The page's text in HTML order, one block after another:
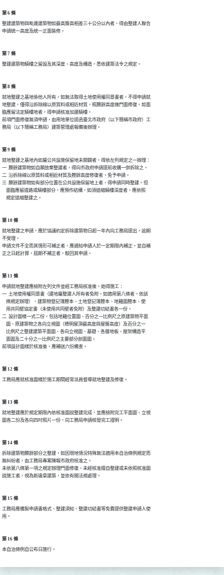
第 6 條
整建建築物與毗連建築物如最高簷高相差三十公分以內者，得由整建人聯合
申請統一高度及統一正面裝修。
第 7 條
整建建築物騎樓之留設及其深度、高度及構造，悉依建築法令之規定。
第 8 條
就地整建之基地係他人所有，如無法取得土地使用權同意書者，不得申請就
地整建，僅得沿拆除線以原質料或相近材質，照賸餘高度做門面修復。如面
臨應留法定騎樓地者，得申請核准加建騎樓。
前項門面修復無須申請，由用地單位逕函臺北市政府（以下簡稱市政府）工
務局（以下簡稱工務局）建築管理處報備後辦理。
第 9 條
就地整建之基地內如屬公共設施保留地未開闢者，得依左列規定之一辦理：
一  賸餘建築物如自願放棄整建者，得向市政府申請提前收購一併拆除之。
二  沿拆除線以原質料或相近材質及謄餘高度修復者，免予申請。
三  賸餘建築物如有部分位置在公共設施保留地上者，得申請同時整建。但
    面臨應留道路或騎樓部分，應預作結構，如須退縮騎樓深度者，應依照
    規定退縮整建之。
第 10 條
就地整建之申請，應於協議約定拆除建築物日起一年內向工務局提出，逾期
不受理。
申請文件不全而其情形可補正者，應通知申請人於一定期限內補正，並自補
正之日起計算，屆期不補正者，駁回其申請。
第 11 條
申請就地整建應檢附左列文件並經工務局核准後，始得施工：
一  土地使用權同意書（建地屬整建人所有者免附，如適用第八條者，依該
    條規定辦理）、建築物登記簿謄本、土地登記簿謄本、地籍圖謄本、使
    用共同壁協定書（未使用共同壁者免附）及整建切結書各一份。
二  設計圖樣一式二份，包括地籍位置圖、百分之一比例尺之原建築物平面
    圖、原建築物之各向立視圖（標明屋頂最高度與屋簷高度）及百分之一
    比例尺之整建建築平面圖、各向立視圖、基礎、各層地板、屋架構造平
    面圖及二十分之一比例尺之主要部分剖面圖。
前項設計圖樣於核准後，應補送六份備查。
第 12 條
工務局應就核准圖樣於施工期間經常派員督導就地整建及修復。
第 13 條
就地整建應於規定期限內依核准圖說整建完成，並應檢附完工平面圖、立視
圖各二份及各向四吋照片一份，向工務局申請核發完工證明。
第 14 條
拆除建築物賸餘部分之整建，如因現地情況特殊無法適用本自治條例規定而
無糾紛者，由工務局專案陳報市政府核准之。
未依第八條第一項之規定辦理門面修復、未經核准擅自整建或未依照核准圖
說施工者，視為新違章建築，並依有關法規處理。
第 15 條
工務局應備製申請書格式、整建須知、整建切結書等免費提供整建申請人使
用。
第 16 條
本自治條例自公布日施行。